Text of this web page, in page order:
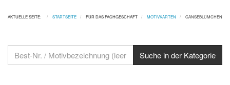
AKTUELLE SEITE: STARTSEITE FÜR DAS FACHGESCHÄFT MOTIVKARTEN GÄNSEBLÜMCHEN